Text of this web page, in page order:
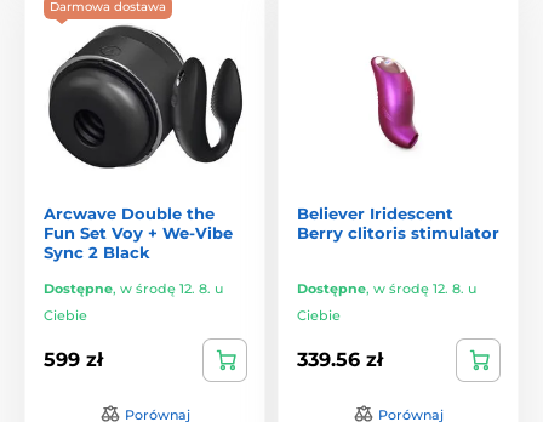
Darmowa dostawa
Arcwave Double the
Fun Set Voy + We-Vibe
Sync 2 Black
Dostępne, w środę 12. 8. u
Ciebie
599 zł
Porównaj
Believer Iridescent
Berry clitoris stimulator
Dostępne, w środę 12. 8. u
Ciebie
339.56 zł
Porównaj